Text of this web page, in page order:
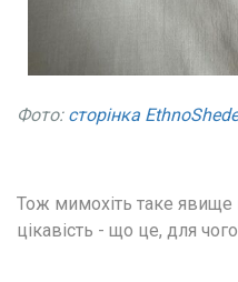
Фото: сторінка
Тож мимохіть таке явище
цікавість - що це, для